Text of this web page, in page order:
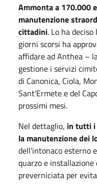
Ammonta a 170.000
manutenzione
cittadini. Lo ha
giorni scorsi ha
affidare ad Anthea –
gestione i servizi
di Canonica, Ciola,
Sant’Ermete e del
prossimi mesi.
Nel dettaglio, in tutti i
la manutenzione dei
dell’intonaco
quarzo e
preverniciata per